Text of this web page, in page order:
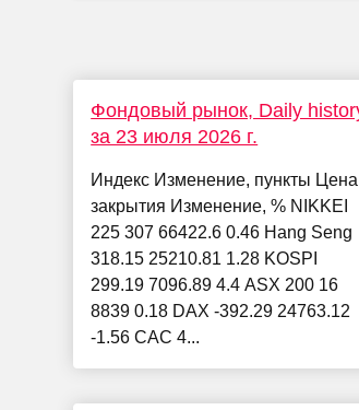
Фондовый рынок, Daily
за 23 июля 2026 г.
Индекс Изменение, пункты Цена
закрытия Изменение, % NIKKEI
225 307 66422.6 0.46 Hang Seng
318.15 25210.81 1.28 KOSPI
299.19 7096.89 4.4 ASX 200 16
8839 0.18 DAX -392.29 24763.12
-1.56 CAC 4...